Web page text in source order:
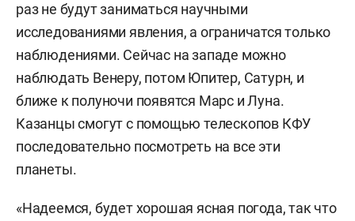
раз не будут заниматься научными
исследованиями явления, а ограничатся только
наблюдениями. Сейчас на западе можно
наблюдать Венеру, потом Юпитер, Сатурн, и
ближе к полуночи появятся Марс и Луна.
Казанцы смогут с помощью телескопов КФУ
последовательно посмотреть на все эти
планеты.
«Надеемся, будет хорошая ясная погода, так что